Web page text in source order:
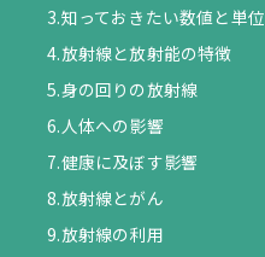
3.知っておきたい数値と単位
4.放射線と放射能の特徴
5.身の回りの放射線
6.人体への影響
7.健康に及ぼす影響
8.放射線とがん
9.放射線の利用